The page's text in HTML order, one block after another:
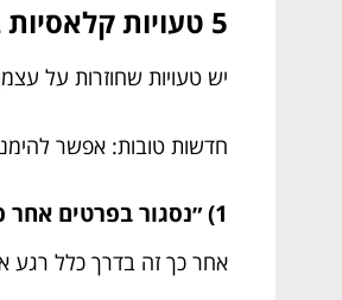
5 טעויות קלאסיות בשיתופי פעולה – ואיך לא ליפול בהן
יש טעויות שחוזרות על
חדשות טובות: אפשר
1) ״נסגור בפרטים אחר כך״ – כן, בטח
אחר כך זה בדרך כלל רגע